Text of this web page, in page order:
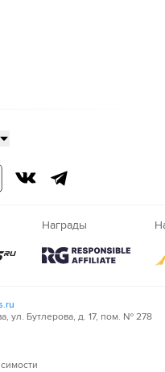
Награды
ул. Бутлерова, д. 17, пом. № 278